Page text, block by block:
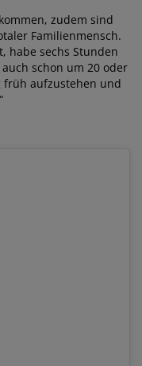
zudem sind
Familienmensch.
habe sechs Stunden
schon um 20 oder
früh aufzustehen und